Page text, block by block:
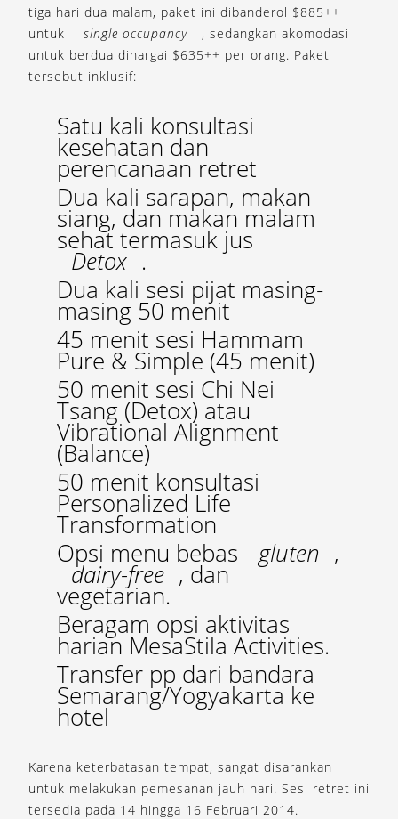
tiga hari dua malam, paket ini dibanderol $885++
untuk
single occupancy
, sedangkan akomodasi
untuk berdua dihargai $635++ per orang. Paket
tersebut inklusif:
Satu kali konsultasi
kesehatan dan
perencanaan retret
Dua kali sarapan, makan
siang, dan makan malam
sehat termasuk jus
Detox .
Dua kali sesi pijat masing-
masing 50 menit
45 menit sesi Hammam
Pure & Simple (45 menit)
50 menit sesi Chi Nei
Tsang (Detox) atau
Vibrational Alignment
(Balance)
50 menit konsultasi
Personalized Life
Transformation
Opsi menu bebas
gluten ,
dairy-free , dan
vegetarian.
Beragam opsi aktivitas
harian MesaStila Activities.
Transfer pp dari bandara
Semarang/Yogyakarta ke
hotel
Karena keterbatasan tempat, sangat disarankan
untuk melakukan pemesanan jauh hari. Sesi retret ini
tersedia pada 14 hingga 16 Februari 2014.